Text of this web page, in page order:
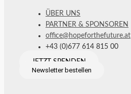
ÜBER UNS
PARTNER & SPONSOREN
office@hopeforthefuture.at
+43 (0)677 614 815 00
JETZT SPENDEN
Newsletter bestellen